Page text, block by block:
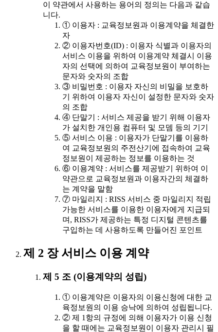
이 약관에서 사용하는 용어의 정의는 다음과 같습
니다.
① 이용자 : 교육정보원과 이용계약을 체결한
자
② 이용자번호(ID) : 이용자 식별과 이용자의
서비스 이용을 위하여 이용계약 체결시 이용
자의 선택에 의하여 교육정보원이 부여하는
문자와 숫자의 조합
③ 비밀번호 : 이용자 자신의 비밀을 보호하
기 위하여 이용자 자신이 설정한 문자와 숫자
의 조합
④ 단말기 : 서비스 제공을 받기 위해 이용자
가 설치한 개인용 컴퓨터 및 모뎀 등의 기기
⑤ 서비스 이용 : 이용자가 단말기를 이용하
여 교육정보원의 주전산기에 접속하여 교육
정보원이 제공하는 정보를 이용하는 것
⑥ 이용계약 : 서비스를 제공받기 위하여 이
약관으로 교육정보원과 이용자간의 체결하
는 계약을 말함
⑦ 마일리지 : RISS 서비스 중 마일리지 적립
가능한 서비스를 이용한 이용자에게 지급되
며, RISS가 제공하는 특정 디지털 콘텐츠를
구입하는 데 사용하도록 만들어진 포인트
제 2 장 서비스 이용 계약
제 5 조 (이용계약의 성립)
① 이용계약은 이용자의 이용신청에 대한 교
육정보원의 이용 승낙에 의하여 성립됩니다.
② 제 1항의 규정에 의해 이용자가 이용 신청
을 할 때에는 교육정보원이 이용자 관리시 필